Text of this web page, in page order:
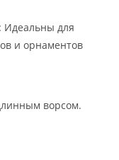
Идеальны для
и орнаментов
ворсом.